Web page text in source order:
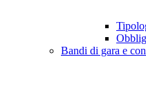
Bandi di gara e